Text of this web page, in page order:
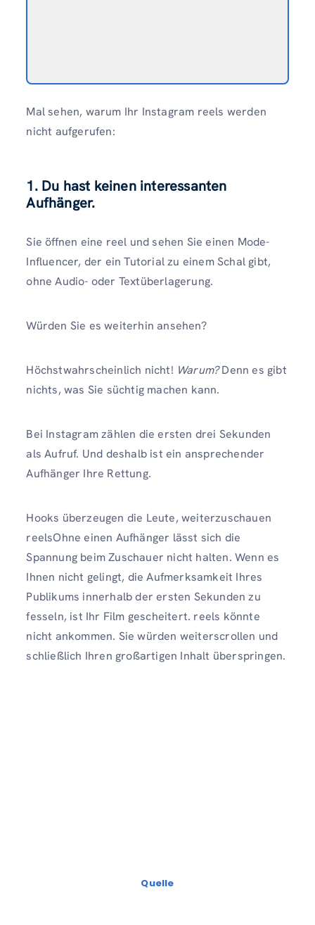
Mal sehen, warum Ihr Instagram reels werden
nicht aufgerufen:
1. Du hast keinen interessanten
Aufhänger.
Sie öffnen eine reel und sehen Sie einen Mode-
Influencer, der ein Tutorial zu einem Schal gibt,
ohne Audio- oder Textüberlagerung.
Würden Sie es weiterhin ansehen?
Höchstwahrscheinlich nicht! Warum?Denn es gibt
nichts, was Sie süchtig machen kann.
Bei Instagram zählen die ersten drei Sekunden
als Aufruf. Und deshalb ist ein ansprechender
Aufhänger Ihre Rettung.
Hooks überzeugen die Leute, weiterzuschauen
reelsOhne einen Aufhänger lässt sich die
Spannung beim Zuschauer nicht halten. Wenn es
Ihnen nicht gelingt, die Aufmerksamkeit Ihres
Publikums innerhalb der ersten Sekunden zu
fesseln, ist Ihr Film gescheitert. reels könnte
nicht ankommen. Sie würden weiterscrollen und
schließlich Ihren großartigen Inhalt überspringen.
Quelle